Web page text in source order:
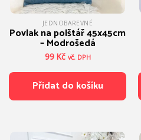
JEDNOBAREVNÉ
Povlak na polštář 45x45cm
– Modrošedá
99 Kč vč. DPH
Přidat do košíku